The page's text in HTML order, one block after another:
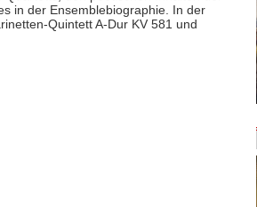
in der Ensemblebiographie. In der
Quintett A-Dur KV 581 und